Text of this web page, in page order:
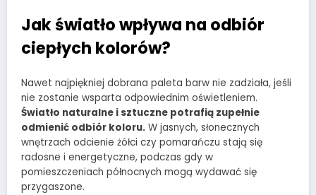
Jak światło wpływa na odbiór
ciepłych kolorów?
Nawet najpiękniej dobrana paleta barw nie zadziała, jeśli
nie zostanie wsparta odpowiednim oświetleniem.
Światło naturalne i sztuczne potrafią zupełnie
odmienić odbiór koloru. W jasnych, słonecznych
wnętrzach odcienie żółci czy pomarańczu stają się
radosne i energetyczne, podczas gdy w
pomieszczeniach północnych mogą wydawać się
przygaszone.